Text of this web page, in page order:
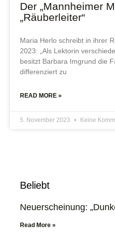
Der „Mannheimer
„Räuberleiter“
Maria Herlo schreibt in ihrer
2023: „Als Lektorin
besitzt Barbara Imgrund die
differenziert zu
READ MORE »
5. November 2023 Keine
Beliebt
Neuerscheinung:
Read More »